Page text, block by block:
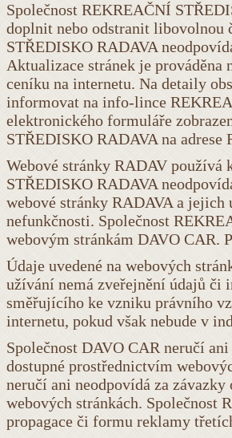
Společnost REKREAČNÍ
doplnit nebo odstranit libovolnou
STŘEDISKO RADAVA
Aktualizace stránek je
ceníku na internetu. Na detaily
informovat na info-lince
elektronického formuláře
STŘEDISKO RADAVA na
Webové stránky RADAV
STŘEDISKO RADAVA
webové stránky RADAVA a
nefunkčnosti. Společnost
webovým stránkám DAVO CAR.
Údaje uvedené na webových
užívání nemá zveřejnění údajů či
směřujícího ke vzniku právního
internetu, pokud však nebude v
Společnost DAVO CAR neručí
dostupné prostřednictvím
neručí ani neodpovídá za
webových stránkách. Společnost
propagace či formu reklamy